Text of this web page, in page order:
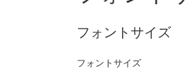
フォントサイズ
フォントサイズ